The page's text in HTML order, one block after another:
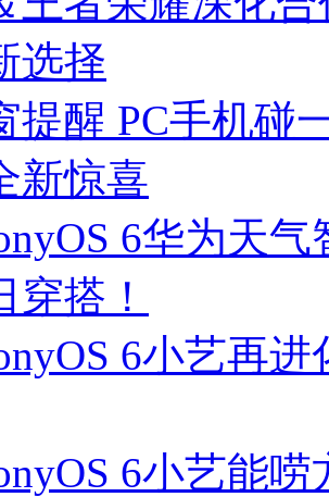
选择
提醒 PC手机碰
新惊喜
6华为天
穿搭！
6小艺再
6小艺能